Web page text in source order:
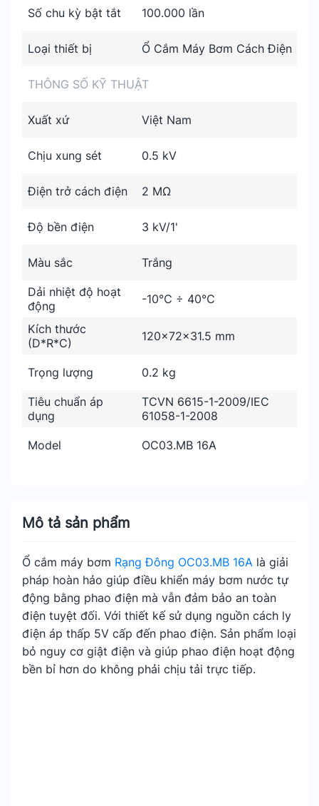
Mô tả sản phẩm
Ổ cắm máy bơm Rạng Đông OC03.MB 16A là giải
pháp hoàn hảo giúp điều khiển máy bơm nước tự
động bằng phao điện mà vẫn đảm bảo an toàn
điện tuyệt đối. Với thiết kế sử dụng nguồn cách ly
điện áp thấp 5V cấp đến phao điện. Sản phẩm loại
bỏ nguy cơ giật điện và giúp phao điện hoạt động
bền bỉ hơn do không phải chịu tải trực tiếp.
Số chu kỳ bật tắt 100.000 lần
Loại thiết bị Ổ Cắm Máy Bơm Cách Điện
THÔNG SỐ KỸ THUẬT
Xuất xứ Việt Nam
Chịu xung sét 0.5 kV
Điện trở cách điện 2 MΩ
Độ bền điện 3 kV/1'
Màu sắc Trắng
Dải nhiệt độ hoạt
động
-10℃ ÷ 40℃
Kích thước
(D*R*C)
120x72x31.5 mm
Trọng lượng 0.2 kg
Tiêu chuẩn áp
dụng
TCVN 6615-1-2009/IEC
61058-1-2008
Model OC03.MB 16A